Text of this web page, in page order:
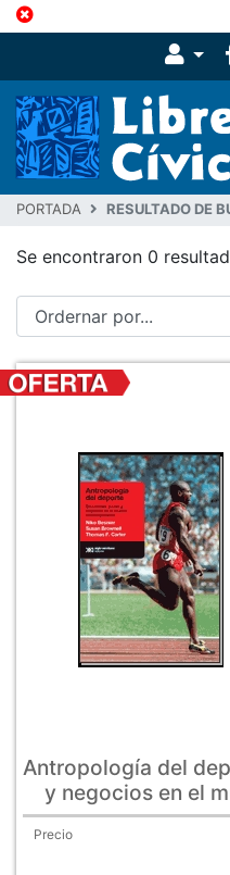
PORTADA RESULTADO DE
Se encontraron 0
Antropología del
y negocios en el
Precio